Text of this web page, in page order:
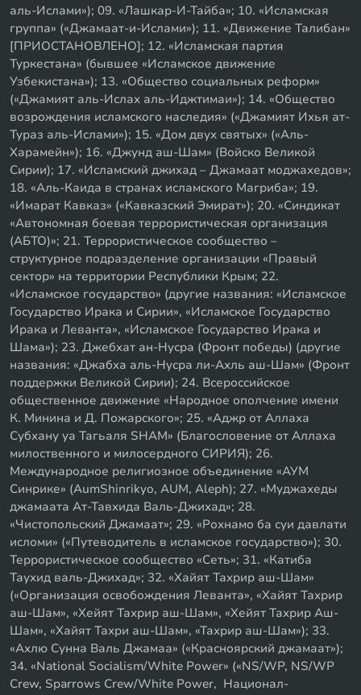
аль-Ислами»); 09. «Лашкар-И-Тайба»; 10. «Исламская
группа» («Джамаат-и-Ислами»); 11. «Движение Талибан»
[ПРИОСТАНОВЛЕНО]; 12. «Исламская партия
Туркестана» (бывшее «Исламское движение
Узбекистана»); 13. «Общество социальных реформ»
(«Джамият аль-Ислах аль-Иджтимаи»); 14. «Общество
возрождения исламского наследия» («Джамият Ихья ат-
Тураз аль-Ислами»); 15. «Дом двух святых» («Аль-
Харамейн»); 16. «Джунд аш-Шам» (Войско Великой
Сирии); 17. «Исламский джихад – Джамаат моджахедов»;
18. «Аль-Каида в странах исламского Магриба»; 19.
«Имарат Кавказ» («Кавказский Эмират»); 20. «Синдикат
«Автономная боевая террористическая организация
(АБТО)»; 21. Террористическое сообщество –
структурное подразделение организации «Правый
сектор» на территории Республики Крым; 22.
«Исламское государство» (другие названия: «Исламское
Государство Ирака и Сирии», «Исламское Государство
Ирака и Леванта», «Исламское Государство Ирака и
Шама»); 23. Джебхат ан-Нусра (Фронт победы) (другие
названия: «Джабха аль-Нусра ли-Ахль аш-Шам» (Фронт
поддержки Великой Сирии); 24. Всероссийское
общественное движение «Народное ополчение имени
К. Минина и Д. Пожарского»; 25. «Аджр от Аллаха
Субхану уа Тагьаля SHAM» (Благословение от Аллаха
милоственного и милосердного СИРИЯ); 26.
Международное религиозное объединение «АУМ
Синрике» (AumShinrikyo, AUM, Aleph); 27. «Муджахеды
джамаата Ат-Тавхида Валь-Джихад»; 28.
«Чистопольский Джамаат»; 29. «Рохнамо ба суи давлати
исломи» («Путеводитель в исламское государство»); 30.
Террористическое сообщество «Сеть»; 31. «Катиба
Таухид валь-Джихад»; 32. «Хайят Тахрир аш-Шам»
(«Организация освобождения Леванта», «Хайят Тахрир
аш-Шам», «Хейят Тахрир аш-Шам», «Хейят Тахрир Аш-
Шам», «Хайят Тахри аш-Шам», «Тахрир аш-Шам»); 33.
«Ахлю Сунна Валь Джамаа» («Красноярский джамаат»);
34. «National Socialism/White Power» («NS/WP, NS/WP
Crew, Sparrows Crew/White Power, Национал-